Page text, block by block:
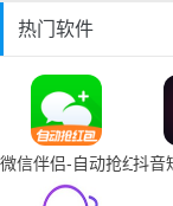
热门软件
微信伴侣-自动抢红包
抖音